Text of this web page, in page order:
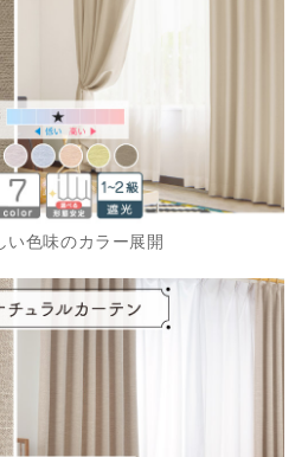
い色味のカラー展開